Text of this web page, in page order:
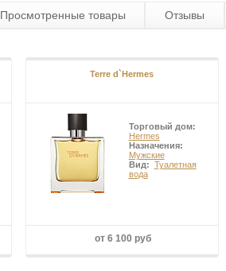
Просмотренные товары Отзывы
Terre d`Hermes
Торговый дом:
Hermes
Назначения:
Мужские
Вид: Туалетная
вода
от 6 100 руб